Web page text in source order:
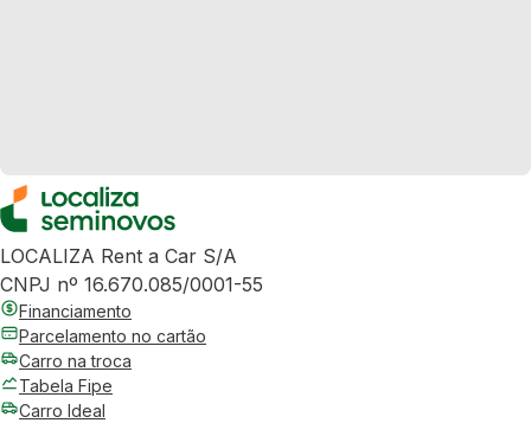
LOCALIZA Rent a Car S/A
CNPJ nº 16.670.085/0001-55
Financiamento
Parcelamento no cartão
Carro na troca
Tabela Fipe
Carro Ideal